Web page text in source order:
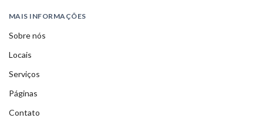
MAIS INFORMAÇÕES
Sobre nós
Locais
Serviços
Páginas
Contato